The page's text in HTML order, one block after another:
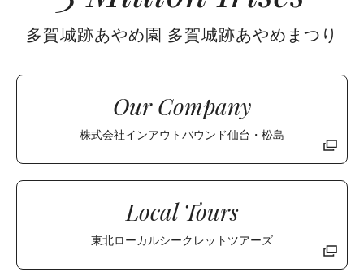
多賀城跡あやめ園 多賀城跡あやめまつり
Our Company
株式会社インアウトバウンド仙台・松島
Local Tours
東北ローカルシークレットツアーズ